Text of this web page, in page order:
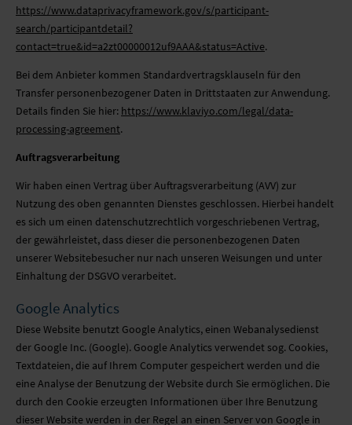
https://www.dataprivacyframework.gov/s/participant-
search/participantdetail?
contact=true&id=a2zt00000012uf9AAA&status=Active.
Bei dem Anbieter kommen Standardvertragsklauseln für den
Transfer personenbezogener Daten in Drittstaaten zur Anwendung.
Details finden Sie hier: https://www.klaviyo.com/legal/data-
processing-agreement.
Auftragsverarbeitung
Wir haben einen Vertrag über Auftragsverarbeitung (AVV) zur
Nutzung des oben genannten Dienstes geschlossen. Hierbei handelt
es sich um einen datenschutzrechtlich vorgeschriebenen Vertrag,
der gewährleistet, dass dieser die personenbezogenen Daten
unserer Websitebesucher nur nach unseren Weisungen und unter
Einhaltung der DSGVO verarbeitet.
Google Analytics
Diese Website benutzt Google Analytics, einen Webanalysedienst
der Google Inc. (Google). Google Analytics verwendet sog. Cookies,
Textdateien, die auf Ihrem Computer gespeichert werden und die
eine Analyse der Benutzung der Website durch Sie ermöglichen. Die
durch den Cookie erzeugten Informationen über Ihre Benutzung
dieser Website werden in der Regel an einen Server von Google in